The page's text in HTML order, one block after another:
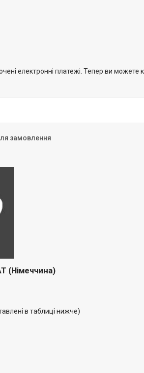
електронні платежі. Тепер ви
замовлення
(Німеччина)
в таблиці нижче)